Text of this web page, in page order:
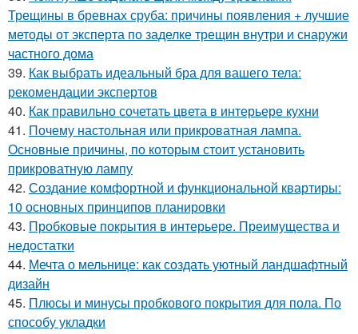
Трещины в бревнах сруба: причины появления + лучшие
методы от эксперта по заделке трещин внутри и снаружи
частного дома
39. Как выбрать идеальный бра для вашего тела:
рекомендации экспертов
40. Как правильно сочетать цвета в интерьере кухни
41. Почему настольная или прикроватная лампа.
Основные причины, по которым стоит установить
прикроватную лампу
42. Создание комфортной и функциональной квартиры:
10 основных принципов планировки
43. Пробковые покрытия в интерьере. Преимущества и
недостатки
44. Мечта о мельнице: как создать уютный ландшафтный
дизайн
45. Плюсы и минусы пробкового покрытия для пола. По
способу укладки